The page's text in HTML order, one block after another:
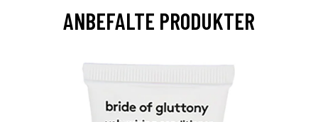
ANBEFALTE PRODUKTER